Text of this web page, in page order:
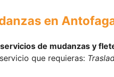
en
servicios de mudanzas y
que requieras: